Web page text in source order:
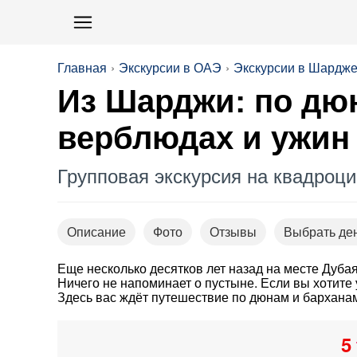
Главная Экскурсии в ОАЭ Экскурсии в Шардже
Из Шарджи: по
верблюдах и
Групповая экскурсия на
Описание Фото Отзывы
Выбрать
Еще несколько десятков лет назад на месте
Ничего не напоминает о пустыне. Если вы
Здесь вас ждёт путешествие по дюнам и
5